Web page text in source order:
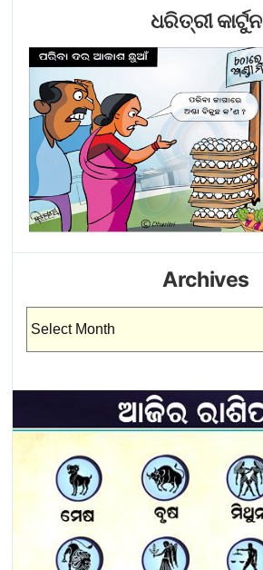
ଧରିତ୍ରୀ କାର୍ଟୁନ
Archives
Archives